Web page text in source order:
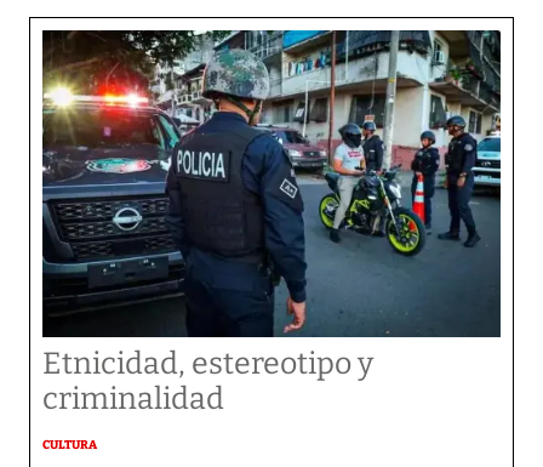
Etnicidad, estereotipo y
criminalidad
CULTURA